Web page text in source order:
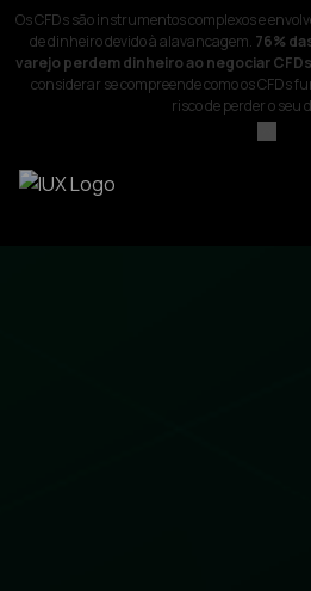
Os CFDs são instrumentos complexos e
de dinheiro devido à alavancagem. 76%
varejo perdem dinheiro ao negociar
considerar se compreende como os CFDs
risco de perder o seu